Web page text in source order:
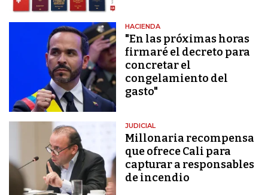
HACIENDA
"En las próximas horas
firmaré el decreto para
concretar el
congelamiento del
gasto"
JUDICIAL
Millonaria recompensa
que ofrece Cali para
capturar a responsables
de incendio